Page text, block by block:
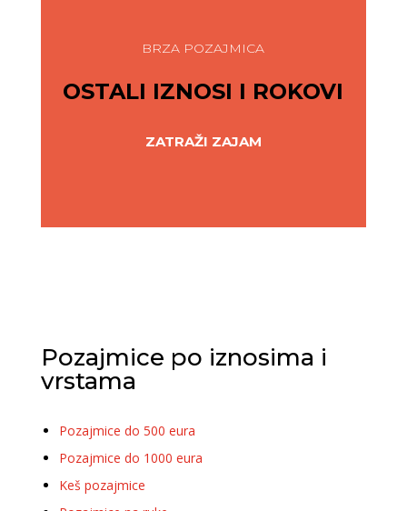
BRZA POZAJMICA
OSTALI IZNOSI I ROKOVI
ZATRAŽI ZAJAM
Pozajmice po iznosima i
vrstama
Pozajmice do 500 eura
Pozajmice do 1000 eura
Keš pozajmice